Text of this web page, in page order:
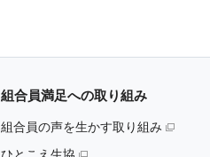
組合員満足への取り組み
組合員の声を生かす取り組み